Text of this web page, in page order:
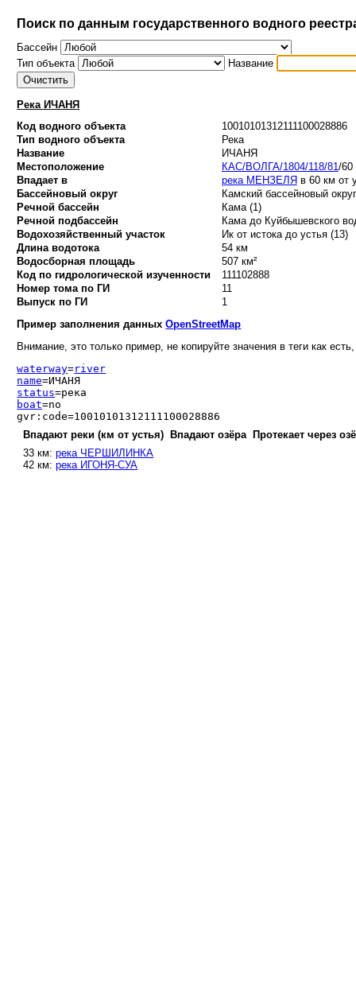
Поиск по данным государственного водного
Бассейн
Тип объекта
Название
Река ИЧАНЯ
Код водного объекта
10010101312111100028886
Тип водного объекта
Река
Название
ИЧАНЯ
Местоположение
КАС/ВОЛГА/1804/118/81/60
Впадает в
река МЕНЗЕЛЯ в 60 км от
Бассейновый округ
Камский бассейновый
Речной бассейн
Кама (1)
Речной подбассейн
Кама до Куйбышевского
Водохозяйственный участок
Ик от истока до устья (13)
Длина водотока
54 км
Водосборная площадь
507 км²
Код по гидрологической изученности
111102888
Номер тома по ГИ
11
Выпуск по ГИ
1
Пример заполнения данныхOpenStreetMap
Внимание, это только пример, не копируйте значения в теги как
waterway=river
name=ИЧАНЯ
status=река
boat=no
gvr:code=10010101312111100028886
Впадают реки (км от устья)
Впадают озёра
Протекает через
33 км:река ЧЕРШИЛИНКА
42 км:река ИГОНЯ-СУА